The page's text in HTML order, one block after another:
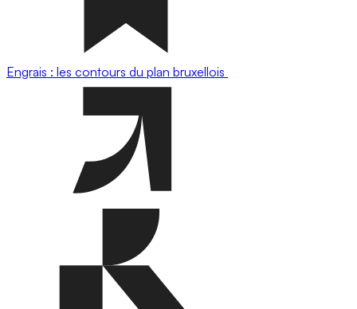
Engrais : les contours du plan bruxellois